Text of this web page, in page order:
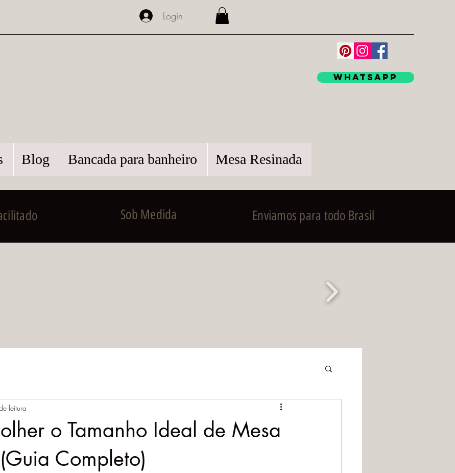
Login
WhatsApp
Blog Bancada para banheiro Mesa Resinada
Sob Medida Enviamos para todo Brasil
o Tamanho Ideal de Mesa
Completo)
leitura